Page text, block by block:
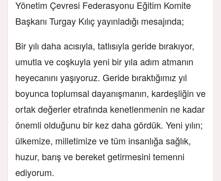
Yönetim Çevresi Federasyonu Eğitim Komite
Başkanı Turgay Kılıç yayınladığı mesajında;
Bir yılı daha acısıyla, tatlısıyla geride bırakıyor,
umutla ve coşkuyla yeni bir yıla adım atmanın
heyecanını yaşıyoruz. Geride bıraktığımız yıl
boyunca toplumsal dayanışmanın, kardeşliğin ve
ortak değerler etrafında kenetlenmenin ne kadar
önemli olduğunu bir kez daha gördük. Yeni yılın;
ülkemize, milletimize ve tüm insanlığa sağlık,
huzur, barış ve bereket getirmesini temenni
ediyorum.